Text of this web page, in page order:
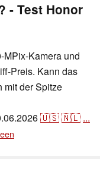
- Test Honor
Kamera und
Preis. Kann das
mit der Spitze
🇺🇸🇳🇱 ...